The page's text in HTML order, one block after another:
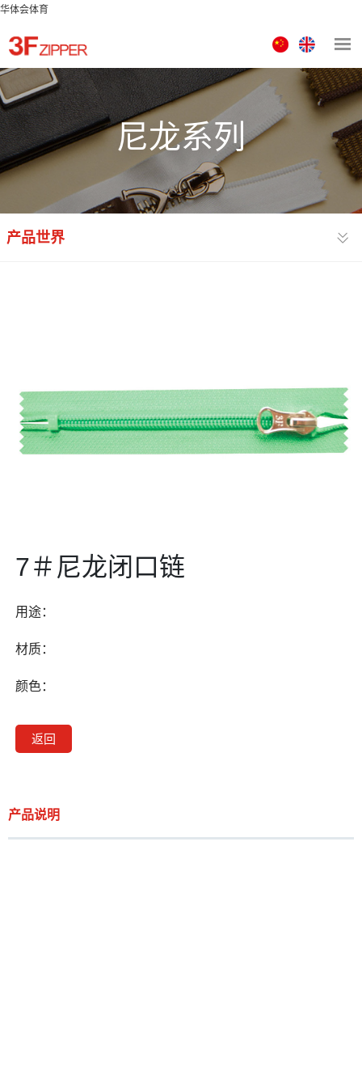
华体会体育
中
文
ENGLISH
尼龙系列
产品世界
7＃尼龙闭口链
用途：
材质：
颜色：
返回
产品说明